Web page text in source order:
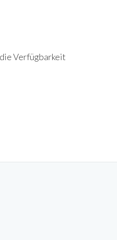
Verfügbarkeit